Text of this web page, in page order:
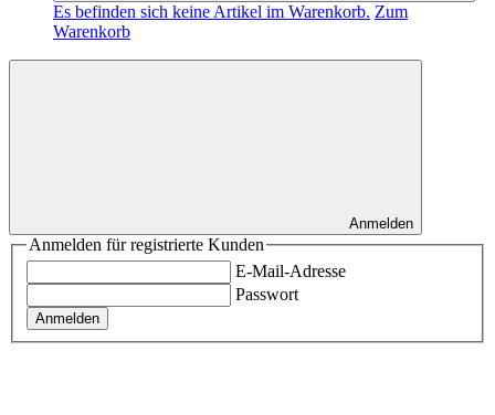
Es befinden sich keine Artikel im Warenkorb. Zum
Warenkorb
Anmelden
Anmelden für registrierte Kunden
E-Mail-Adresse
Passwort
Anmelden